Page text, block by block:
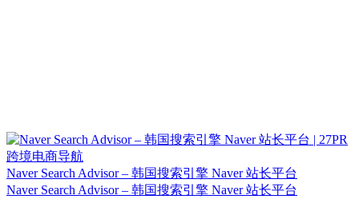
Naver Search Advisor – 韩国搜索引擎 Naver 站长平台
Naver Search Advisor – 韩国搜索引擎 Naver 站长平台